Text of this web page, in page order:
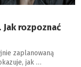
rozpoznać
zaplanowaną
jak …